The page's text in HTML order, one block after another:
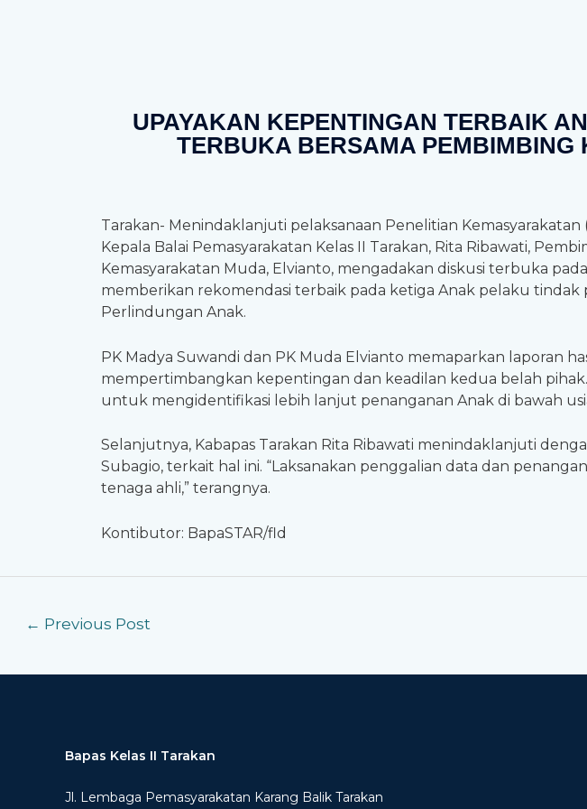
UPAYAKAN KEPENTINGAN TERBAIK
TERBUKA BERSAMA
Tarakan- Menindaklanjuti pelaksanaan Penelitian
Kepala Balai Pemasyarakatan Kelas II Tarakan, Rita Ribawati,
Kemasyarakatan Muda, Elvianto, mengadakan diskusi terbuka
memberikan rekomendasi terbaik pada ketiga Anak pelaku tindak
Perlindungan Anak.
PK Madya Suwandi dan PK Muda Elvianto memaparkan laporan
mempertimbangkan kepentingan dan keadilan kedua belah
untuk mengidentifikasi lebih lanjut penanganan Anak di bawah
Selanjutnya, Kabapas Tarakan Rita Ribawati menindaklanjuti
Subagio, terkait hal ini. “Laksanakan penggalian data dan
tenaga ahli,” terangnya.
Kontibutor: BapaSTAR/fld
← Previous Post
Bapas Kelas II Tarakan
Jl. Lembaga Pemasyarakatan Karang Balik Tarakan